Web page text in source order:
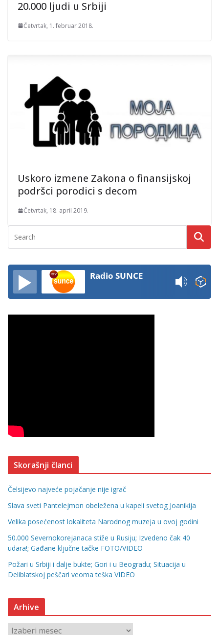
20.000 ljudi u Srbiji
Četvrtak, 1. februar 2018.
Uskoro izmene Zakona o finansijskoj
podršci porodici s decom
Četvrtak, 18. april 2019.
Radio SUNCE
Skorašnji članci
Čelsijevo najveće pojačanje nije igrač
Slava sveti Pantelejmon obeležena u kapeli svetog Joanikija
Velika posećenost lokaliteta Narodnog muzeja u ovoj godini
50.000 Severnokorejanaca stiže u Rusiju; Izvedeno čak 40
udara!; Gađane ključne tačke FOTO/VIDEO
Požari u Srbiji i dalje bukte; Gori i u Beogradu; Situacija u
Deliblatskoj peščari veoma teška VIDEO
Arhive